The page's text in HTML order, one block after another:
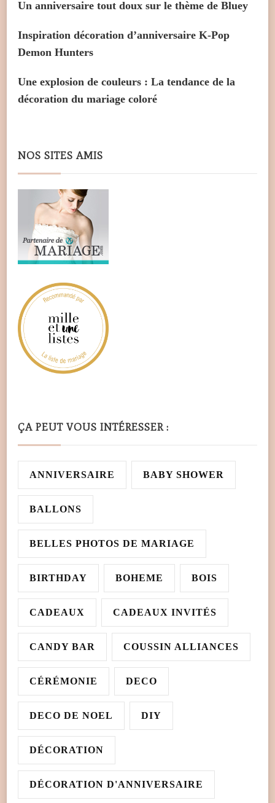
Un anniversaire tout doux sur le thème de Bluey
Inspiration décoration d’anniversaire K-Pop
Demon Hunters
Une explosion de couleurs : La tendance de la
décoration du mariage coloré
NOS SITES AMIS
ÇA PEUT VOUS INTÉRESSER :
ANNIVERSAIRE BABY SHOWER
BALLONS
BELLES PHOTOS DE MARIAGE
BIRTHDAY BOHEME BOIS
CADEAUX CADEAUX INVITÉS
CANDY BAR COUSSIN ALLIANCES
CÉRÉMONIE DECO
DECO DE NOEL DIY
DÉCORATION
DÉCORATION D'ANNIVERSAIRE